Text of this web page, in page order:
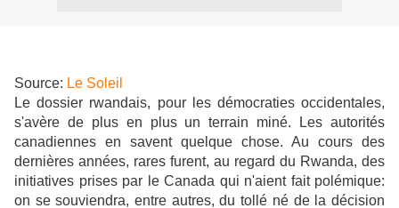
Source: Le Soleil
Le dossier rwandais, pour les démocraties occidentales,
s'avère de plus en plus un terrain miné. Les autorités
canadiennes en savent quelque chose. Au cours des
dernières années, rares furent, au regard du Rwanda, des
initiatives prises par le Canada qui n'aient fait polémique:
on se souviendra, entre autres, du tollé né de la décision